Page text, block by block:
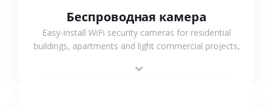
Беспроводная камера
Easy-install WiFi security cameras for residential
buildings, apartments and light commercial projects,
surveillance solutions.